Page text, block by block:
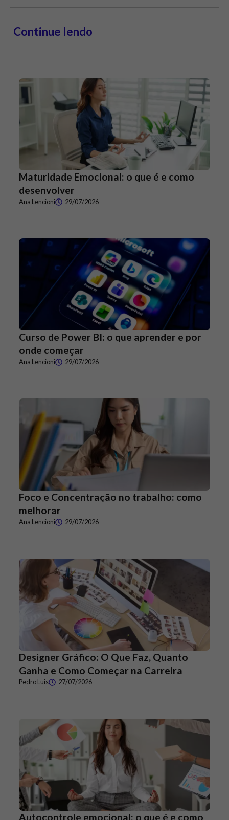
Continue lendo
Maturidade Emocional: o que é e como
desenvolver
Ana Lencioni 29/07/2026
Curso de Power BI: o que aprender e por
onde começar
Ana Lencioni 29/07/2026
Foco e Concentração no trabalho: como
melhorar
Ana Lencioni 29/07/2026
Designer Gráfico: O Que Faz, Quanto
Ganha e Como Começar na Carreira
Pedro Luis 27/07/2026
Autocontrole emocional: o que é e como